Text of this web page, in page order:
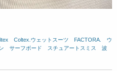
Coltex.ウェットスーツ FACTORA.
ウ
サーフボード スチュアートスミス
波